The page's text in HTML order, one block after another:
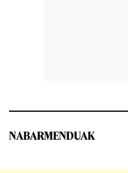
NABARMENDUAK